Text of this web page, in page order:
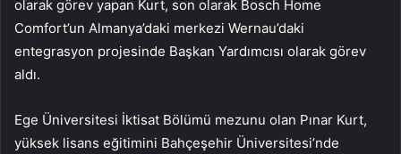
olarak görev yapan Kurt, son olarak Bosch Home
Comfort’un Almanya’daki merkezi Wernau’daki
entegrasyon projesinde Başkan Yardımcısı olarak görev
aldı.
Ege Üniversitesi İktisat Bölümü mezunu olan Pınar Kurt,
yüksek lisans eğitimini Bahçeşehir Üniversitesi’nde